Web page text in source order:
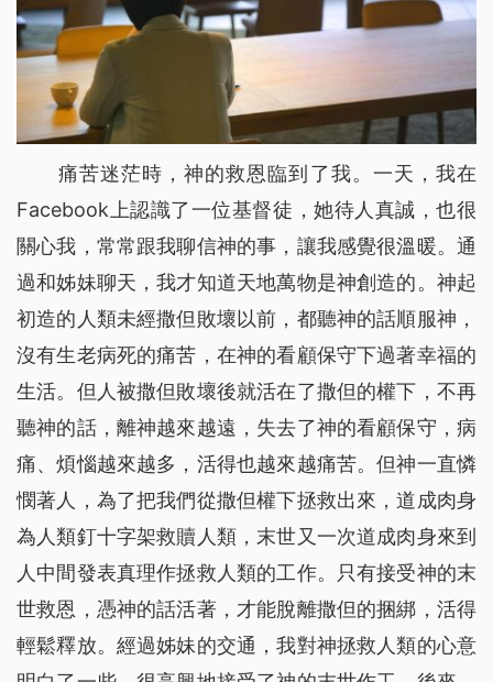
痛苦迷茫時，神的救恩臨到了我。一天，我在
Facebook上認識了一位基督徒，她待人真誠，也很
關心我，常常跟我聊信神的事，讓我感覺很溫暖。通
過和姊妹聊天，我才知道天地萬物是神創造的。神起
初造的人類未經撒但敗壞以前，都聽神的話順服神，
沒有生老病死的痛苦，在神的看顧保守下過著幸福的
生活。但人被撒但敗壞後就活在了撒但的權下，不再
聽神的話，離神越來越遠，失去了神的看顧保守，病
痛、煩惱越來越多，活得也越來越痛苦。但神一直憐
憫著人，為了把我們從撒但權下拯救出來，道成肉身
為人類釘十字架救贖人類，末世又一次道成肉身來到
人中間發表真理作拯救人類的工作。只有接受神的末
世救恩，憑神的話活著，才能脫離撒但的捆綁，活得
輕鬆釋放。經過姊妹的交通，我對神拯救人類的心意